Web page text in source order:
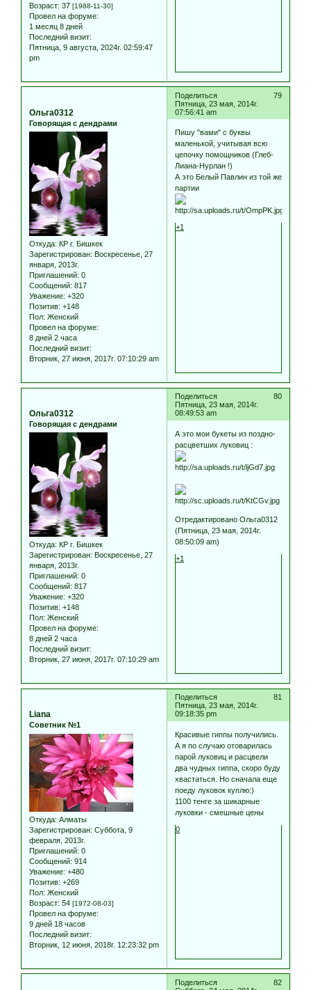
Возраст: 37 [1988-11-30]
Провел на форуме:
1 месяц 8 дней
Последний визит:
Пятница, 9 августа, 2024г. 02:59:47
pm
Поделиться
79
Пятница, 23 мая, 2014г.
07:56:41 am
Ольга0312
Говорящая с дендрами
Откуда: КР г. Бишкек
Зарегистрирован: Воскресенье, 27
января, 2013г.
Приглашений: 0
Сообщений: 817
Уважение: +320
Позитив: +148
Пол: Женский
Провел на форуме:
8 дней 2 часа
Последний визит:
Вторник, 27 июня, 2017г. 07:10:29 am
Пишу "вами" с буквы
маленькой, учитывая всю
цепочку помощников (Глеб-
Лиана-Нурлан !)
А это Белый Павлин из той же
партии
+1
Поделиться
80
Пятница, 23 мая, 2014г.
08:49:53 am
Ольга0312
Говорящая с дендрами
Откуда: КР г. Бишкек
Зарегистрирован: Воскресенье, 27
января, 2013г.
Приглашений: 0
Сообщений: 817
Уважение: +320
Позитив: +148
Пол: Женский
Провел на форуме:
8 дней 2 часа
Последний визит:
Вторник, 27 июня, 2017г. 07:10:29 am
А это мои букеты из поздно-
расцветших луковиц :
Отредактировано Ольга0312
(Пятница, 23 мая, 2014г.
08:50:09 am)
+1
Поделиться
81
Пятница, 23 мая, 2014г.
09:18:35 pm
Liana
Советник №1
Откуда: Алматы
Зарегистрирован: Суббота, 9
февраля, 2013г.
Приглашений: 0
Сообщений: 914
Уважение: +480
Позитив: +269
Пол: Женский
Возраст: 54 [1972-08-03]
Провел на форуме:
9 дней 18 часов
Последний визит:
Вторник, 12 июня, 2018г. 12:23:32 pm
Красивые гиппы получились.
А я по случаю отоварилась
парой луковиц и расцвели
два чудных гиппа, скоро буду
хвастаться. Но сначала еще
поеду луковок куплю:)
1100 тенге за шикарные
луковки - смешные цены
0
Поделиться
82